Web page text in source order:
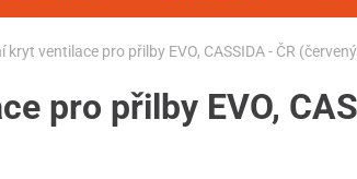
kryt ventilace pro přilby EVO, CASSIDA - ČR
pro přilby EVO,